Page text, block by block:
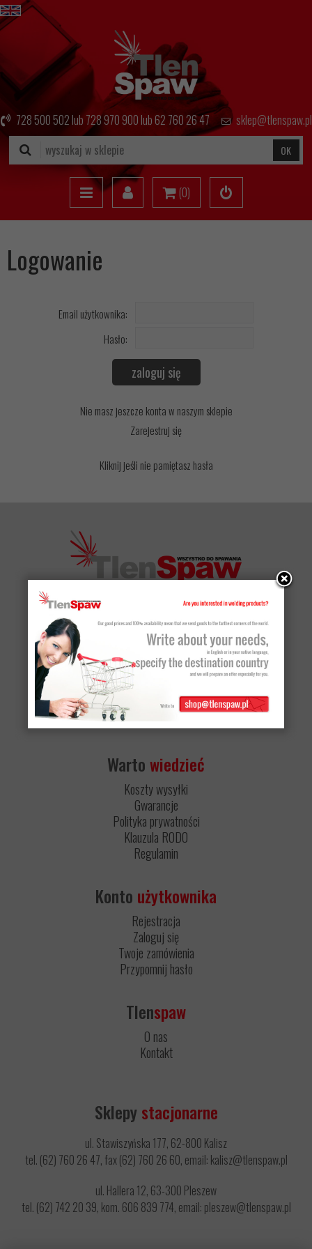
728 500 502lub 728 970 900 lub 62 760 26 47 sklep@tlenspaw.pl
OK
(0)
Logowanie
Email użytkownika:
Hasło:
Nie masz jeszcze konta w naszym sklepie
Zarejestruj się
Kliknij jeśli nie pamiętasz hasła
728 500 502
728 970 900
62 760 26 47
Pracujemy w godzinach:
Pon-Pt
8:00-17:00
Wartowiedzieć
Koszty wysyłki
Gwarancje
Polityka prywatności
Klauzula RODO
Regulamin
Konto użytkownika
Rejestracja
Zaloguj się
Twoje zamówienia
Przypomnij hasło
Tlenspaw
O nas
Kontakt
Sklepystacjonarne
ul. Stawiszyńska 177, 62-800 Kalisz
tel. (62) 760 26 47, fax (62) 760 26 60, email: kalisz@tlenspaw.pl
ul. Hallera 12, 63-300 Pleszew
tel. (62) 742 20 39, kom. 606 839 774, email: pleszew@tlenspaw.pl